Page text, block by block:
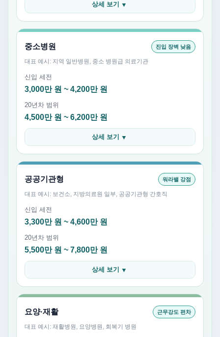
상세 보기 ▼
중소병원 진입 장벽 낮음
대표 예시: 지역 일반병원, 중소 병원급 의료기관
신입 세전
3,000만 원 ~ 4,200만 원
20년차 범위
4,500만 원 ~ 6,200만 원
상세 보기 ▼
공공기관형 워라밸 강점
대표 예시: 보건소, 지방의료원 일부, 공공기관형 간호직
신입 세전
3,300만 원 ~ 4,600만 원
20년차 범위
5,500만 원 ~ 7,800만 원
상세 보기 ▼
요양·재활 근무강도 편차
대표 예시: 재활병원, 요양병원, 회복기 병원